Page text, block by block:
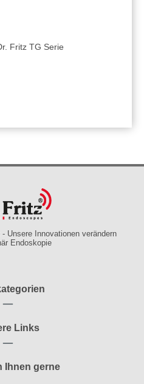
Fritz TG Serie
Unsere Innovationen verändern
Endoskopie
Links
Ihnen gerne